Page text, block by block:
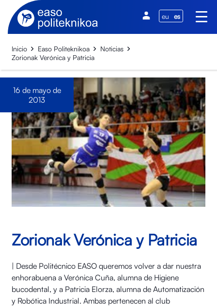
eu es
Inicio Easo Politeknikoa
Noticias
Zorionak Verónica y Patricia
16 de mayo de
2013
Zorionak Verónica y Patricia
| Desde Politécnico EASO queremos volver a dar nuestra
enhorabuena a Verónica Cuña, alumna de Higiene
bucodental, y a Patricia Elorza, alumna de Automatización
y Robótica Industrial. Ambas pertenecen al club